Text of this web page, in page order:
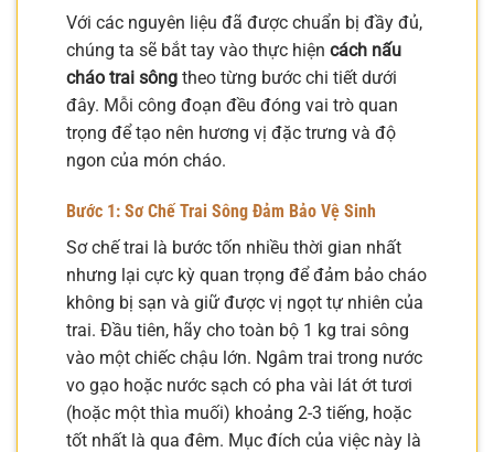
Với các nguyên liệu đã được chuẩn bị đầy đủ,
chúng ta sẽ bắt tay vào thực hiện cách nấu
cháo trai sông theo từng bước chi tiết dưới
đây. Mỗi công đoạn đều đóng vai trò quan
trọng để tạo nên hương vị đặc trưng và độ
ngon của món cháo.
Bước 1: Sơ Chế Trai Sông Đảm Bảo Vệ Sinh
Sơ chế trai là bước tốn nhiều thời gian nhất
nhưng lại cực kỳ quan trọng để đảm bảo cháo
không bị sạn và giữ được vị ngọt tự nhiên của
trai. Đầu tiên, hãy cho toàn bộ 1 kg trai sông
vào một chiếc chậu lớn. Ngâm trai trong nước
vo gạo hoặc nước sạch có pha vài lát ớt tươi
(hoặc một thìa muối) khoảng 2-3 tiếng, hoặc
tốt nhất là qua đêm. Mục đích của việc này là